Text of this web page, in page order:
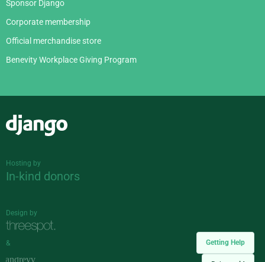
Getting Help
Sponsor Django
Corporate membership
Official merchandise store
Benevity Workplace Giving Program
Hosting by
In-kind donors
Design by
&